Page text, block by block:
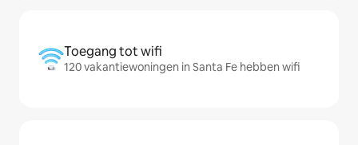
Toegang tot wifi
120 vakantiewoningen in Santa Fe hebben wifi